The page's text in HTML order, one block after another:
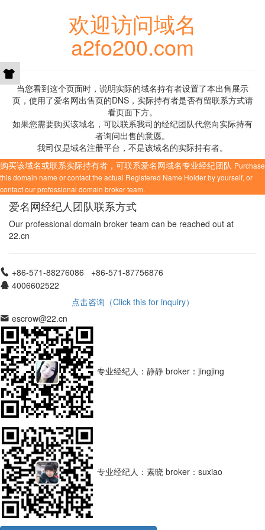
欢迎访问域名
a2fo200.com
当您看到这个页面时，说明实际的域名持有者设置了本出售展示
页，使用了爱名网出售页的DNS，实际持有者是否有留联系方式请
看页面下方。
如果您需要购买该域名，可以联系我司的经纪团队代您向实际持有
者询问出售的意愿。
我司仅是域名注册平台，不是该域名的实际持有者。
购买该域名或联系实际持有者，可联系爱名网域名专业经纪团队 Purchase
this domain name or contact the actual Registered Name Holder by yourself, or
contact our professional domain broker team.
爱名网经纪人团队联系方式
Our professional domain broker team can be reached out at
22.cn
+86-571-88276086 +86-571-87756876
4006602522
点击咨询（Click this for inquiry）
escrow@22.cn
专业经纪人：静静 broker：jingjing
专业经纪人：素晓 broker：suxiao